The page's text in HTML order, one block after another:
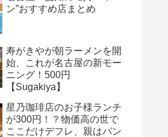
ン”おすすめ店まとめ
寿がきやが朝ラーメンを開
始、これが名古屋の新モー
ニング！500円
【Sugakiya】
星乃珈琲店のお子様ランチ
が300円！？物価高の世で
ここだけデフレ、親はパン